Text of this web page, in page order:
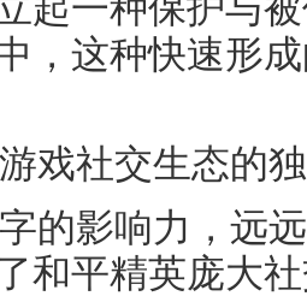
，这种快速形
戏社交生态的
的影响力，远
和平精英庞大